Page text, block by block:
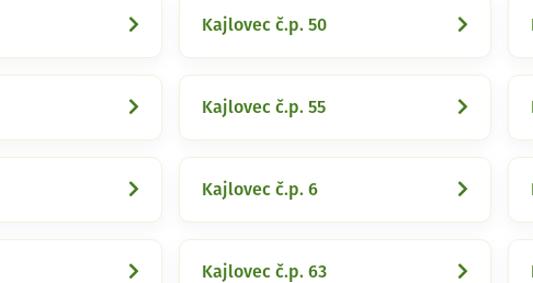
Kajlovec č.p. 50
Kajlovec č.p. 55
Kajlovec č.p. 6
Kajlovec č.p. 63